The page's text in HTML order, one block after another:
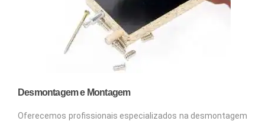
Desmontagem e Montagem
Oferecemos profissionais especializados na desmontagem